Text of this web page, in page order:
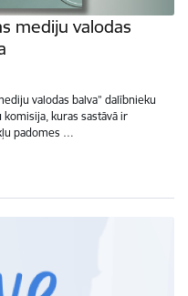
mediju valodas
valodas balva” dalībnieku
kuras sastāvā ir
padomes …